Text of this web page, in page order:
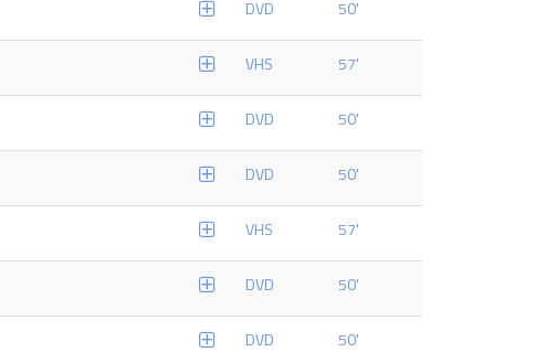
DVD 50'
VHS 57'
DVD 50'
DVD 50'
VHS 57'
DVD 50'
DVD 50'